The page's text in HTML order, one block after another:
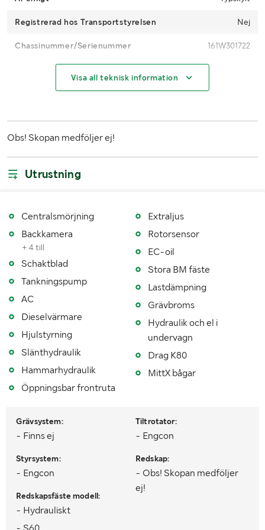
Registrerad hos Transportstyrelsen Nej
Chassinummer/Serienummer 161W301722
Drifttimmar
Drivmedel
Antal nycklar
MÅTT OCH VIKT:
Vikt (kg)
Visa all teknisk information
Obs! Skopan medföljer ej!
Utrustning
Centralsmörjning
Backkamera
+ 4 till
Schaktblad
Tankningspump
AC
Dieselvärmare
Hjulstyrning
Slänthydraulik
Hammarhydraulik
Öppningsbar frontruta
Extraljus
Rotorsensor
EC-oil
Stora BM fäste
Lastdämpning
Grävbroms
Hydraulik och el i
undervagn
Drag K80
MittX bågar
Grävsystem:
- Finns ej
Styrsystem:
- Engcon
Redskapsfäste modell:
- Hydrauliskt
Tiltrotator:
- Engcon
Redskap:
- Obs! Skopan medföljer
ej!